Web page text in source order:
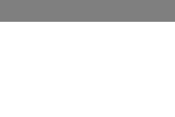
d'emploi